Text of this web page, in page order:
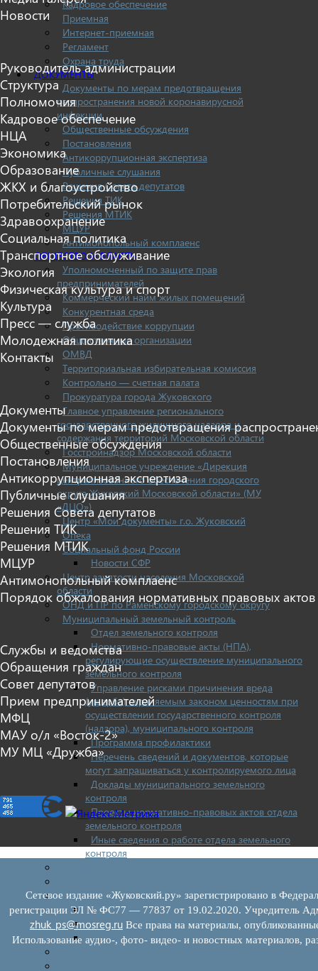
Кадровое обеспечение
Приемная
Интернет-приемная
Регламент
Охрана труда
ДОКУМЕНТЫ
Документы по мерам предотвращения
распространения новой коронавирусной
инфекции
Общественные обсуждения
Постановления
Антикоррупционная экспертиза
Публичные слушания
Решения Совета депутатов
Решения ТИК
Решения МТИК
МЦУР
Антимонопольный комплаенс
ОБЩЕСТВО И ВЛАСТЬ
Уполномоченный по защите прав
предпринимателей
Коммерческий найм жилых помещений
Конкурентная среда
Противодействие коррупции
Общественные организации
ОМВД
Территориальная избирательная комиссия
Контрольно — счетная палата
Прокуратура города Жуковского
Главное управление регионального
государственного жилищного надзора и
содержания территорий Московской области
Госстройнадзор Московской области
Муниципальное учреждение «Дирекция
централизованного обеспечения городского
округа Жуковский Московской области» (МУ
«ДЦО»)
Центр «Мои документы» г.о. Жуковский
Опека
Социальный фонд России
Новости СФР
Центр занятости населения Московской
области
ОНД и ПР по Раменскому городскому округу
Муниципальный земельный контроль
Отдел земельного контроля
Нормативно-правовые акты (НПА),
регулирующие осуществление муниципального
земельного контроля
Управление рисками причинения вреда
(ущерба) охраняемым законом ценностям при
осуществлении государственного контроля
(надзора), муниципального контроля
Программа профилактики
Перечень сведений и документов, которые
могут запрашиваться у контролируемого лица
Доклады муниципального земельного
контроля
Проекты нормативно-правовых актов отдела
земельного контроля
Иные сведения о работе отдела земельного
контроля
Муниципальный финансовый контроль
Нормативные документы
План работ
Отчеты
Новости
Руководитель администрации
Структура
Полномочия
Кадровое обеспечение
НЦА
Экономика
Образование
ЖКХ и благоустройство
Потребительский рынок
Здравоохранение
Социальная политика
Транспортное обслуживание
Экология
Физическая культура и спорт
Культура
Пресс — служба
Молодежная политика
Контакты
Документы
Документы по мерам предотвращения
Общественные обсуждения
Постановления
Антикоррупционная экспертиза
Публичные слушания
Решения Совета депутатов
Решения ТИК
Решения МТИК
МЦУР
Антимонопольный комплаенс
Порядок обжалования нормативных правовых актов
Службы и ведомства
Обращения граждан
Совет депутатов
Прием предпринимателей
МФЦ
МАУ о/л «Восток-2»
МУ МЦ «Дружба»
Сетевое издание «Жуковский.ру» зарегистрировано в
регистрации ЭЛ № ФС77 — 77837 от 19.02.2020. Учредитель
zhuk_ps@mosreg.ru Все права на материалы,
Использование аудио-, фото- видео- и новостных материалов,